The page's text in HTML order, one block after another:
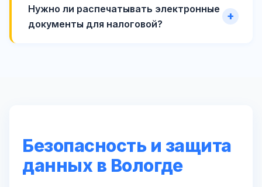
Нужно ли распечатывать электронные
документы для налоговой?
Безопасность и защита
данных в Вологде